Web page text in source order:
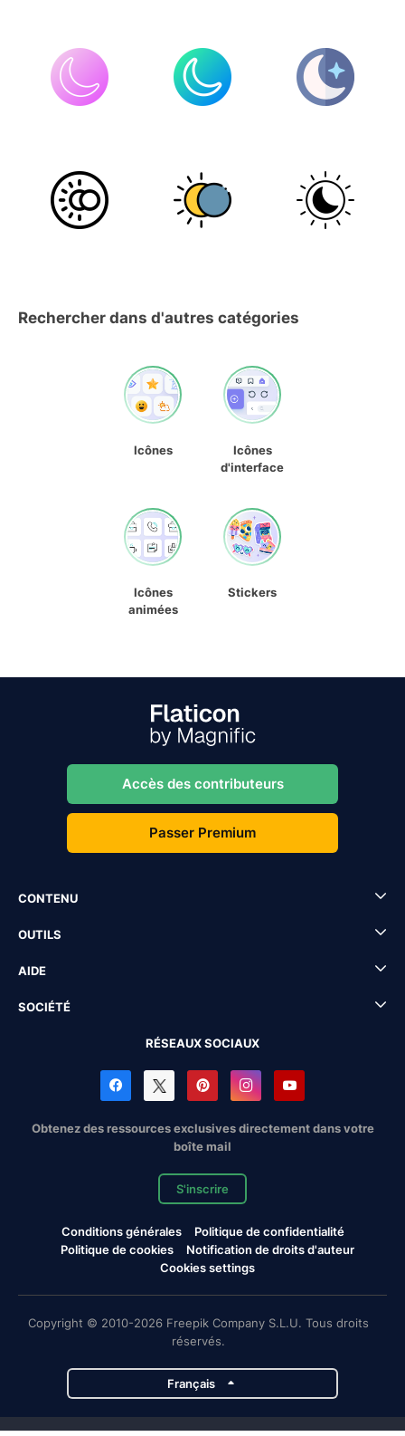
Rechercher dans d'autres catégories
Icônes
Icônes
d'interface
Icônes
animées
Stickers
Accès des contributeurs
Passer Premium
CONTENU
OUTILS
AIDE
SOCIÉTÉ
RÉSEAUX SOCIAUX
Obtenez des ressources exclusives directement dans votre
boîte mail
S'inscrire
Conditions générales
Politique de confidentialité
Politique de cookies
Notification de droits d'auteur
Cookies settings
Copyright © 2010-2026 Freepik Company S.L.U. Tous droits
réservés.
Français